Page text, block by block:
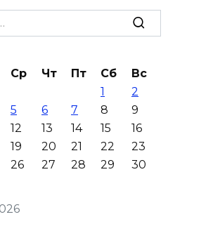
2026 10:17
мигрантов
2026 10:00
проходит месячник
для людей
2026 09:01
Ср Чт Пт Сб
Вс
1
2
5 6 7 8
9
12 13 14 15
16
19 20 21 22
23
26 27 28 29
30